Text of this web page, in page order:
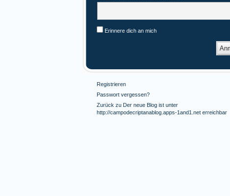
Erinnere dich an mich
Registrieren
Passwort vergessen?
Zurück zu Der neue Blog ist unter
http://campodecriptanablog.apps-1and1.net erreichbar